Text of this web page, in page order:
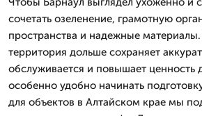
сочетать озеленение, грамотную
пространства и надежные материалы.
территория дольше сохраняет
обслуживается и повышает ценность
особенно удобно начинать
для объектов в Алтайском крае мы